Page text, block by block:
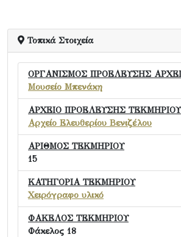
Τοπικά Στοιχεία
ΟΡΓΑΝΙΣΜΟΣ ΠΡΟΕΛΕΥΣΗΣ
Μουσείο Μπενάκη
ΑΡΧΕΙΟ ΠΡΟΕΛΕΥΣΗΣ ΤΕΚΜΗΡΙΟΥ
Αρχείο Ελευθερίου Βενιζέλου
ΑΡΙΘΜΟΣ ΤΕΚΜΗΡΙΟΥ
15
ΚΑΤΗΓΟΡΙΑ ΤΕΚΜΗΡΙΟΥ
Χειρόγραφο υλικό
ΦΑΚΕΛΟΣ ΤΕΚΜΗΡΙΟΥ
Φάκελος 18